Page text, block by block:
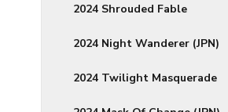
2024 Shrouded Fable
2024 Night Wanderer (JPN)
2024 Twilight Masquerade